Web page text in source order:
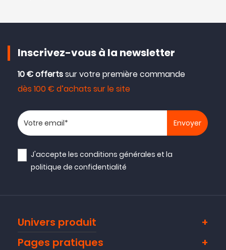
Inscrivez-vous à la newsletter
10 € offertssur votre première commande
dès 100 € d’achats sur le site
Votre adresse email
J'accepte lesconditions générales et la
politique de confidentialité
Univers produit
Pages pratiques